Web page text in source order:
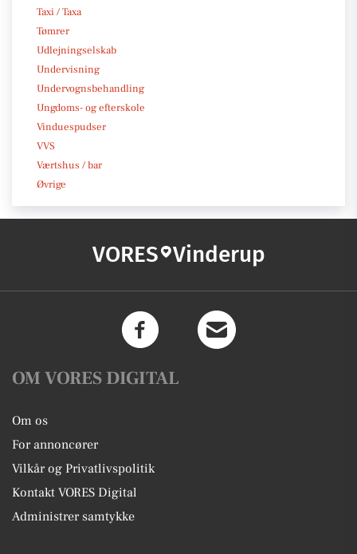
Taxi / Taxa
Tømrer
Udlejningselskab
Undervisning
Undervognsbehandling
Ungdoms- og efterskole
Vinduespudser
VVS
Værtshus / bar
Øvrige
VORES Vinderup
OM VORES DIGITAL
Om os
For annoncører
Vilkår og Privatlivspolitik
Kontakt VORES Digital
Administrer samtykke